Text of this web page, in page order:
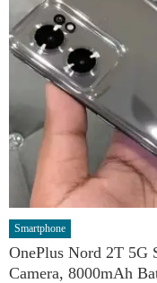
Smartphone
OnePlus Nord 2T 5G
Camera, 8000mAh